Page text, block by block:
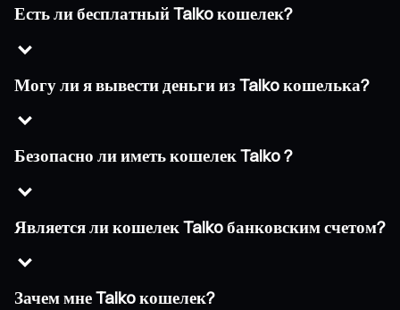
Есть ли бесплатный Taiko кошелек?
Могу ли я вывести деньги из Taiko кошелька?
Безопасно ли иметь кошелек Taiko ?
Является ли кошелек Taiko банковским счетом?
Зачем мне Taiko кошелек?